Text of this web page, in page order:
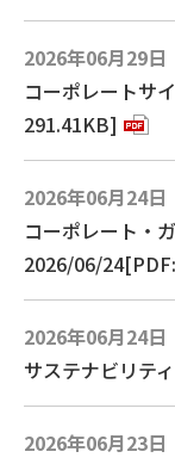
2026年06月29日
コーポレートサ
291.41KB]
2026年06月24日
コーポレート・
2026/06/
2026年06月24日
サステナビリテ
2026年06月23日